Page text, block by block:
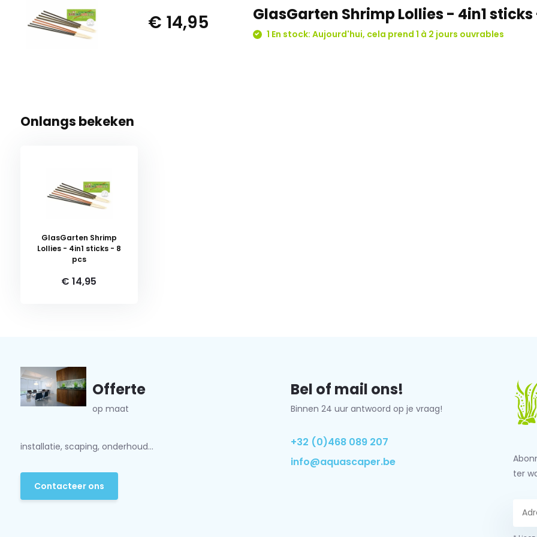
€ 14,95 GlasGarten Shrimp Lollies - 4in1 sticks
1 En stock: Aujourd'hui, cela prend 1 à 2 jours ouvrables
Onlangs bekeken
GlasGarten Shrimp
Lollies - 4in1 sticks - 8
pcs
€ 14,95
Offerte
op maat
installatie, scaping, onderhoud...
Contacteer ons
Bel of mail ons!
Binnen 24 uur antwoord op je vraag!
+32 (0)468 089 207
info@aquascaper.be
ter